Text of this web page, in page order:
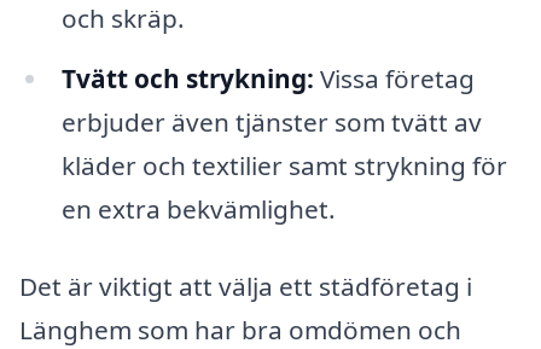
och skräp.
Tvätt och strykning: Vissa företag
erbjuder även tjänster som tvätt av
kläder och textilier samt strykning för
en extra bekvämlighet.
Det är viktigt att välja ett städföretag i
Länghem som har bra omdömen och